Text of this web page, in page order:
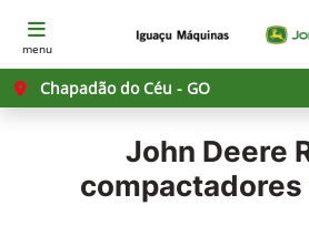
menu
Chapadão do Céu - GO
John Deere